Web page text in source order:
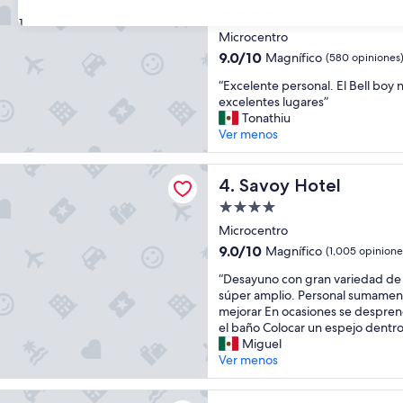
31
a
.
P
o
r
h
o
a
r
o
d
e
v
u
e
l
o
n
o
p
de
4.0
Microcentro
9.0
10,
Magnífico,
(580
opiniones)
9.0/10 Magnífico (580 opiniones)
“
E
x
c
e
l
e
e
p
r
s
o
n
l
.
E
“Excelente personal. El Bell boy
excelentes lugares”
Tonathiu
Ver menos
4. Savoy Hotel
Savoy Hotel
Propiedad
de
4.0
Microcentro
9.0
10,
Magnífico,
(1,005
opiniones)
9.0/10 Magnífico (1,005
“
D
e
s
a
y
u
n
“Desayuno con gran variedad
súper amplio. Personal
mejorar En ocasiones se
el baño Colocar un espejo
Miguel
Ver menos
Aires